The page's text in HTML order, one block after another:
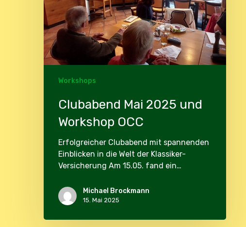
Workshops
Clubabend Mai 2025 und
Workshop OCC
Erfolgreicher Clubabend mit spannenden
Einblicken in die Welt der Klassiker-
Versicherung Am 15.05. fand ein…
Michael Brockmann
15. Mai 2025